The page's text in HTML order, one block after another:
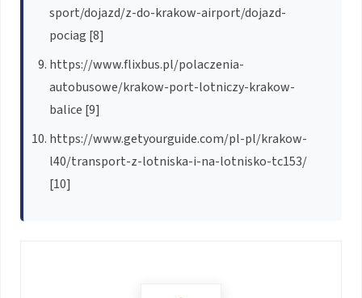
sport/dojazd/z-do-krakow-airport/dojazd-
pociag [8]
https://www.flixbus.pl/polaczenia-
autobusowe/krakow-port-lotniczy-krakow-
balice [9]
https://www.getyourguide.com/pl-pl/krakow-
l40/transport-z-lotniska-i-na-lotnisko-tc153/
[10]